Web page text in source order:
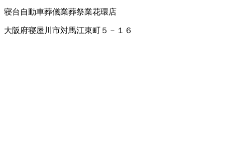
寝台自動車葬儀業葬祭業花環店
大阪府寝屋川市対馬江東町５－１６